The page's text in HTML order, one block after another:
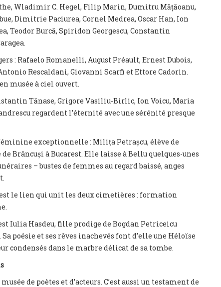
Wladimir C. Hegel, Filip Marin, Dumitru Mățăoanu,
Dimitrie Paciurea, Cornel Medrea, Oscar Han, Ion
Teodor Burcă, Spiridon Georgescu, Constantin
: Rafaelo Romanelli, August Préault, Ernest Dubois,
Rescaldani, Giovanni Scarfi et Ettore Cadorin.
musée à ciel ouvert.
Tănase, Grigore Vasiliu-Birlic, Ion Voicu, Maria
regardent l’éternité avec une sérénité presque
exceptionnelle : Milița Petrașcu, élève de
Brâncuși à Bucarest. Elle laisse à Bellu quelques-unes
– bustes de femmes au regard baissé, anges
le lien qui unit les deux cimetières : formation
Iulia Hasdeu, fille prodige de Bogdan Petriceicu
poésie et ses rêves inachevés font d’elle une Héloïse
condensés dans le marbre délicat de sa tombe.
de poètes et d’acteurs. C’est aussi un testament de